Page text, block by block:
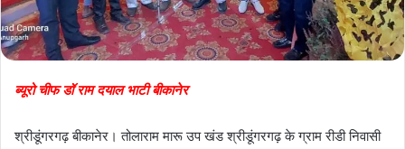
ब्यूरो चीफ डॉ राम दयाल भाटी बीकानेर
श्रीडूंगरगढ़ बीकानेर। तोलाराम मारू उप खंड श्रीडूंगरगढ़ के ग्राम रीडी निवासी